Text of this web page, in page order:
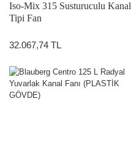
Iso-Mix 315 Susturuculu Kanal
Tipi Fan
32.067,74 TL